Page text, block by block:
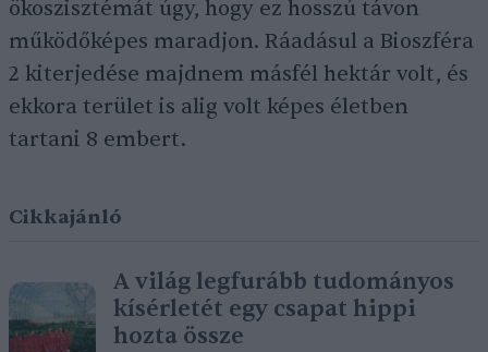
ökoszisztémát úgy, hogy ez hosszú távon
működőképes maradjon. Ráadásul a Bioszféra
2 kiterjedése majdnem másfél hektár volt, és
ekkora terület is alig volt képes életben
tartani 8 embert.
Cikkajánló
A világ legfurább tudományos
kísérletét egy csapat hippi
hozta össze